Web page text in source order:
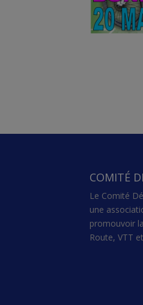
COMITÉ
Le Comité
une
promouvoir
Route, VTT